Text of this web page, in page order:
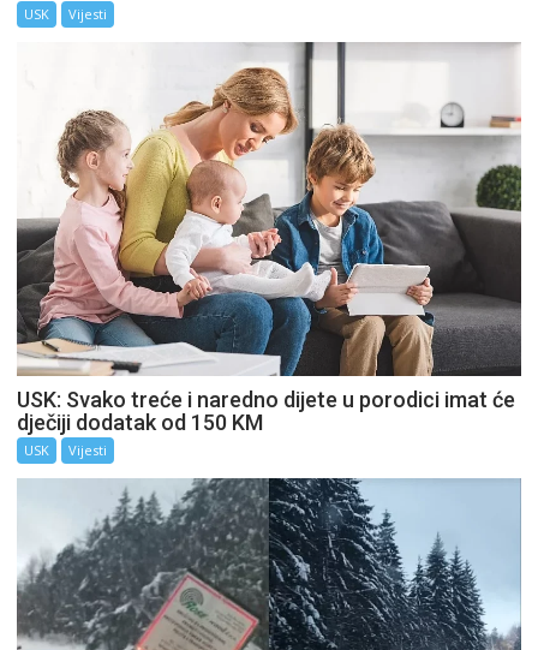
USK Vijesti
USK: Svako treće i naredno dijete u porodici imat će
dječiji dodatak od 150 KM
USK Vijesti